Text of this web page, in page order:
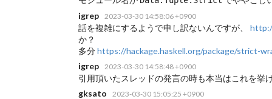
igrep
2023-03-30 14:58:06 +0900
話を複雑にするようで申し訳ないんですが、
か？
多分https://hackage.haskell.org/package/strict-
igrep
2023-03-30 14:58:48 +0900
引用頂いたスレッドの発言の時も本当はこれを挙
gksato
2023-03-30 15:05:25 +0900